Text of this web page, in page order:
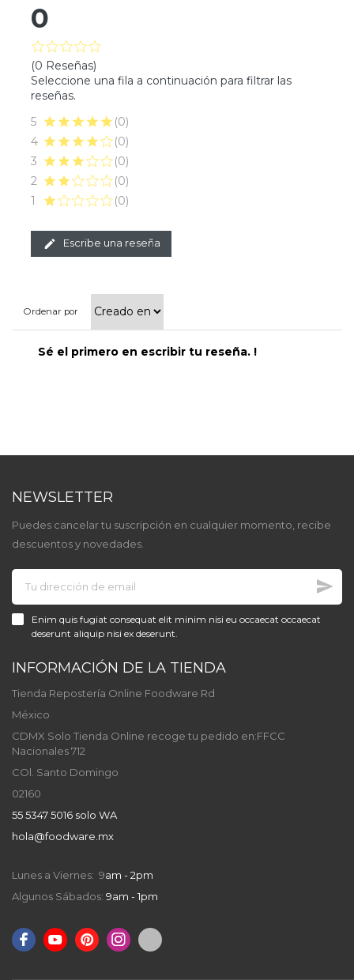
0
(0 Reseñas)
Seleccione una fila a continuación para filtrar las
reseñas.
5
(0)
4
(0)
3
(0)
2
(0)
1
(0)
Escribe una reseña
Ordenar por
Sé el primero en escribir tu reseña. !
NEWSLETTER
Puedes cancelar tu suscripción en cualquier momento, recibe
descuentos y novedades.
Enim quis fugiat consequat elit minim nisi eu occaecat occaecat
deserunt aliquip nisi ex deserunt.
INFORMACIÓN DE LA TIENDA
Tienda Repostería Online Foodware Rd
México
CDMX Solo Tienda Online recoge tu pedido en:FFCC
Nacionales 712
COl. Santo Domingo
02160
55 5347 5016 solo WA
hola@foodware.mx
Lunes a Viernes: 9am - 2pm
Algunos Sábados: 9am - 1pm